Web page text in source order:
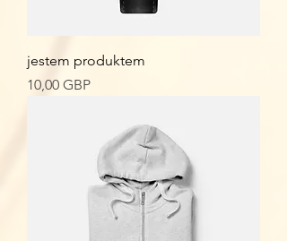
jestem produktem
Cena
10,00 GBP